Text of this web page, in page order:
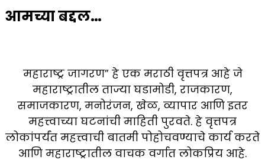
पृष्ठांकन
आमच्या बद्दल…
महाराष्ट्र जागरण” हे एक मराठी वृत्तपत्र आहे जे
महाराष्ट्रातील ताज्या घडामोडी, राजकारण,
समाजकारण, मनोरंजन, खेळ, व्यापार आणि इतर
महत्त्वाच्या घटनांची माहिती पुरवते. हे वृत्तपत्र
लोकांपर्यंत महत्त्वाची बातमी पोहोचवण्याचे कार्य करते
आणि महाराष्ट्रातील वाचक वर्गात लोकप्रिय आहे.